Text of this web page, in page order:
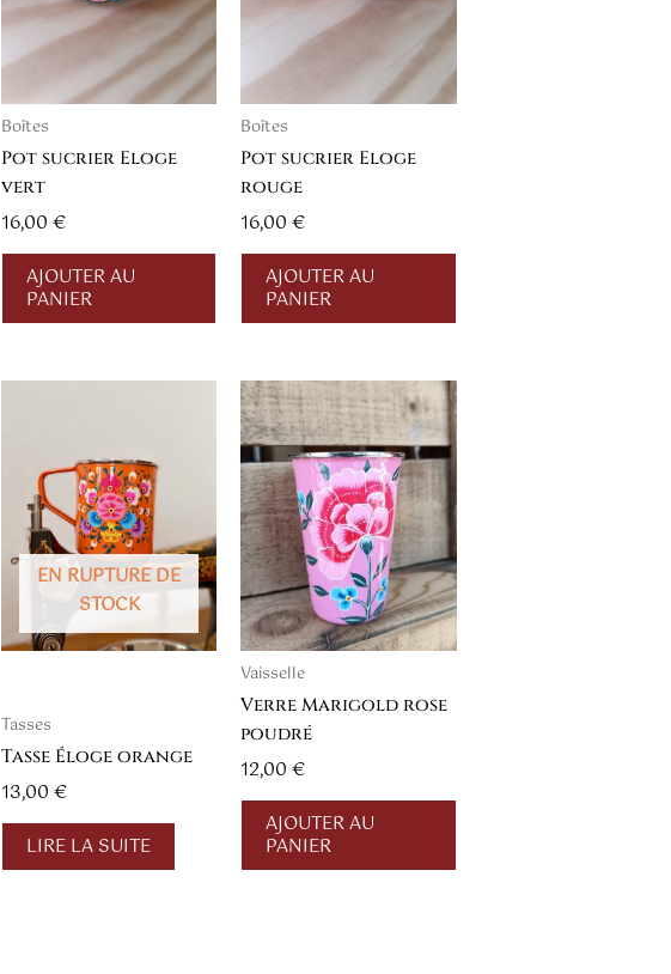
Boîtes
Pot sucrier Eloge
vert
16,00 €
AJOUTER AU
PANIER
Boîtes
Pot sucrier Eloge
rouge
16,00€
AJOUTER AU
PANIER
EN RUPTURE DE
STOCK
Tasses
Tasse Éloge orange
13,00 €
LIRE LA SUITE
Vaisselle
Verre Marigold rose
poudré
12,00€
AJOUTER AU
PANIER